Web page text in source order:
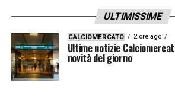
ULTIMISSIME
CALCIOMERCATO 2 ore ago
Ultime notizie
novità del giorno